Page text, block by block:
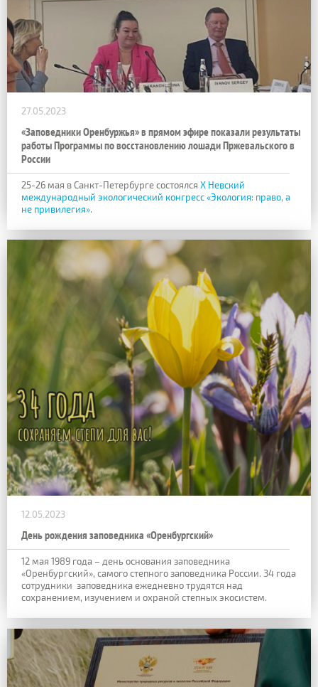
27.05.2023
«Заповедники Оренбуржья» в прямом эфире показали результаты
работы Программы по восстановлению лошади Пржевальского в
России
25-26 мая в Санкт-Петербурге состоялся Х Невский
международный экологический конгресс «Экология: право, а
не привилегия».
12.05.2023
День рождения заповедника «Оренбургский»
12 мая 1989 года – день основания заповедника
«Оренбургский», самого степного заповедника России. 34 года
сотрудники заповедника ежедневно трудятся над
сохранением, изучением и охраной степных экосистем.